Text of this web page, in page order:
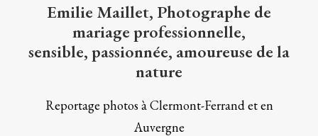
Emilie Maillet, Photographe de
mariage professionnelle,
sensible, passionnée, amoureuse de la
nature
Reportage photos à Clermont-Ferrand et en
Auvergne